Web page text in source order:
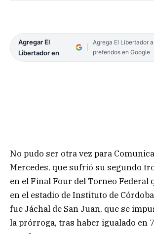
Agregar El
Libertador en
Agrega El Libertador
preferidos en Google
No pudo ser otra vez para
Mercedes, que sufrió su segundo
en el Final Four del Torneo Federal
en el estadio de Instituto de
fue Jáchal de San Juan, que se
la prórroga, tras haber igualado en